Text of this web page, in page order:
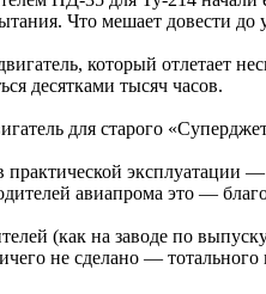
Что мешает довести до
который отлетает
десятками тысяч часов.
для старого
практической эксплуатации
авиапрома это —
(как на заводе по
не сделано —